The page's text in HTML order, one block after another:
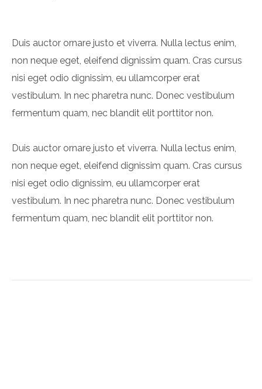
Duis auctor ornare justo et viverra. Nulla lectus enim,
non neque eget, eleifend dignissim quam. Cras cursus
nisi eget odio dignissim, eu ullamcorper erat
vestibulum. In nec pharetra nunc. Donec vestibulum
fermentum quam, nec blandit elit porttitor non.
Duis auctor ornare justo et viverra. Nulla lectus enim,
non neque eget, eleifend dignissim quam. Cras cursus
nisi eget odio dignissim, eu ullamcorper erat
vestibulum. In nec pharetra nunc. Donec vestibulum
fermentum quam, nec blandit elit porttitor non.